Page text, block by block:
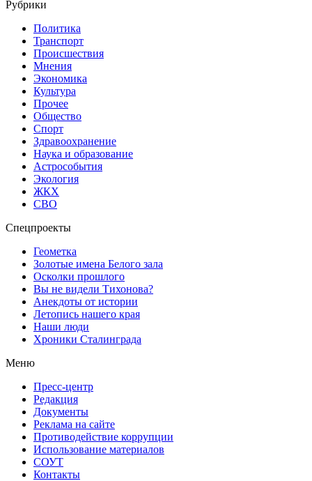
Рубрики
Политика
Транспорт
Происшествия
Мнения
Экономика
Культура
Прочее
Общество
Спорт
Здравоохранение
Наука и образование
Астрособытия
Экология
ЖКХ
СВО
Спецпроекты
Геометка
Золотые имена Белого зала
Осколки прошлого
Вы не видели Тихонова?
Анекдоты от истории
Летопись нашего края
Наши люди
Хроники Сталинграда
Меню
Пресс-центр
Редакция
Документы
Реклама на сайте
Противодействие коррупции
Использование материалов
СОУТ
Контакты